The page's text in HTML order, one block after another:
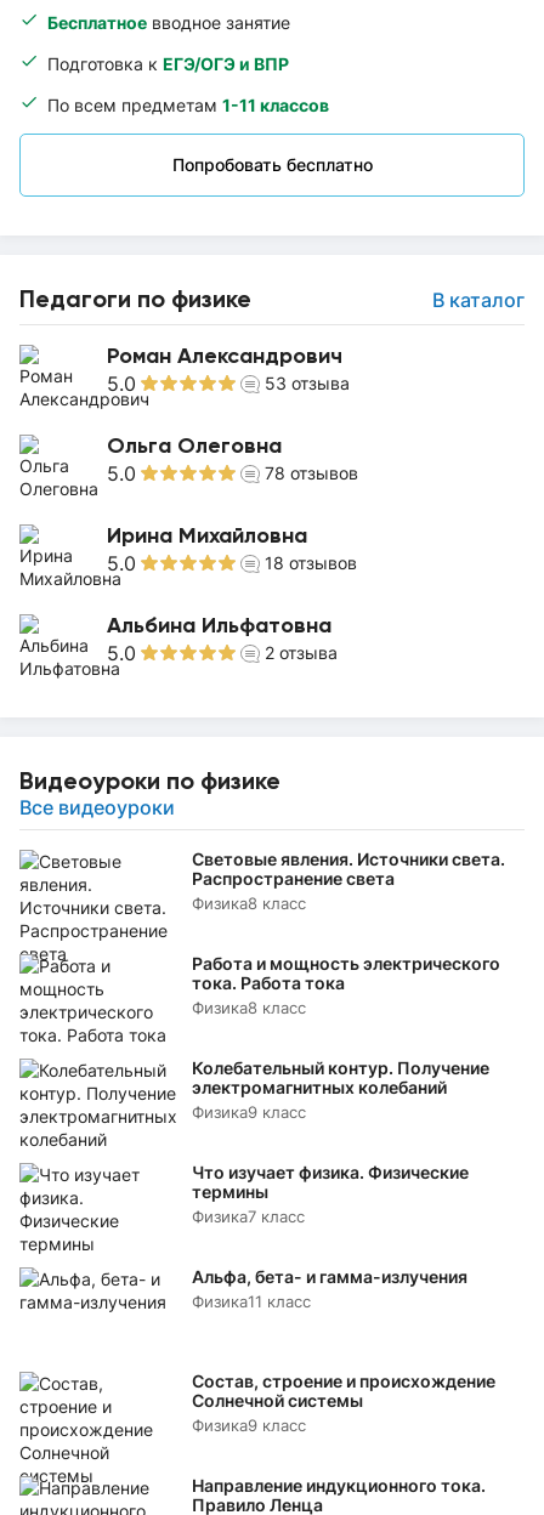
Бесплатное вводное занятие
Подготовка к ЕГЭ/ОГЭ и ВПР
По всем предметам 1-11 классов
Попробовать бесплатно
Педагоги по физике В каталог
Роман Александрович
5.0 53 отзыва
Ольга Олеговна
5.0 78 отзывов
Ирина Михайловна
5.0 18 отзывов
Альбина Ильфатовна
5.0 2 отзыва
Видеоуроки по физике
Все видеоуроки
Световые явления. Источники света.
Распространение света
Физика8 класс
Работа и мощность электрического
тока. Работа тока
Физика8 класс
Колебательный контур. Получение
электромагнитных колебаний
Физика9 класс
Что изучает физика. Физические
термины
Физика7 класс
Альфа, бета- и гамма-излучения
Физика11 класс
Состав, строение и происхождение
Солнечной системы
Физика9 класс
Направление индукционного тока.
Правило Ленца